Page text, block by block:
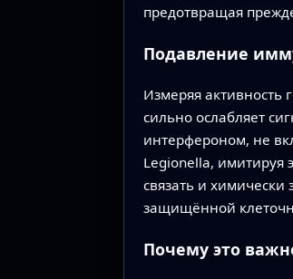
предотвращая
Подавление
Измеряя активность
сильно ослабляет
интерфероном, не
Legionella, имитируя
связать и химически
защищённой
Почему это